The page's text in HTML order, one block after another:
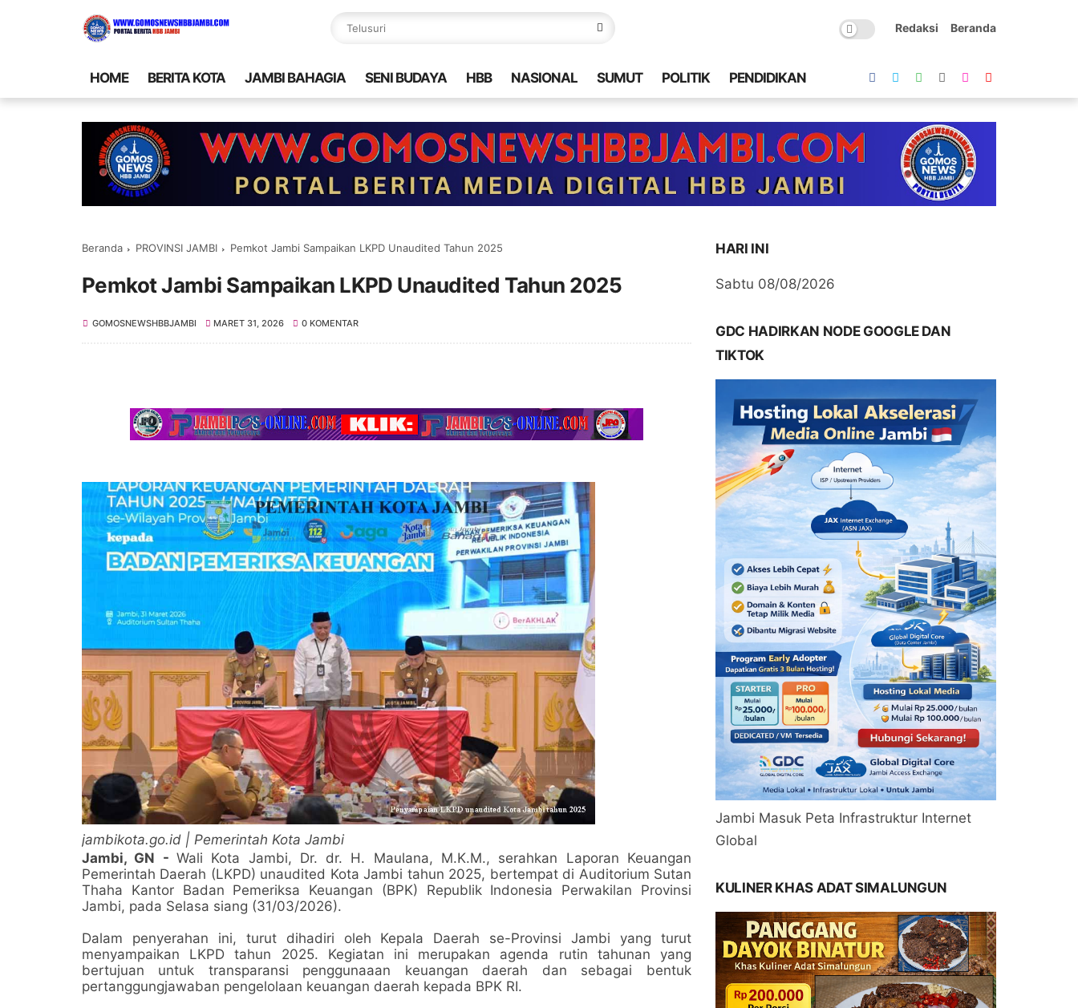
Redaksi Beranda
HOME BERITA KOTA JAMBI BAHAGIA SENI BUDAYA HBB NASIONAL SUMUT POLITIK PENDIDIKAN
Beranda PROVINSI JAMBI Pemkot Jambi Sampaikan LKPD Unaudited Tahun 2025
Pemkot Jambi Sampaikan LKPD Unaudited Tahun 2025
GOMOSNEWSHBBJAMBI MARET 31, 2026 0 KOMENTAR
jambikota.go.id | Pemerintah Kota Jambi
Jambi, GN - Wali Kota Jambi, Dr. dr. H. Maulana, M.K.M., serahkan Laporan Keuangan
Pemerintah Daerah (LKPD) unaudited Kota Jambi tahun 2025, bertempat di Auditorium Sutan
Thaha Kantor Badan Pemeriksa Keuangan (BPK) Republik Indonesia Perwakilan Provinsi
Jambi, pada Selasa siang (31/03/2026).
Dalam penyerahan ini, turut dihadiri oleh Kepala Daerah se-Provinsi Jambi yang turut
menyampaikan LKPD tahun 2025. Kegiatan ini merupakan agenda rutin tahunan yang
bertujuan untuk transparansi penggunaaan keuangan daerah dan sebagai bentuk
pertanggungjawaban pengelolaan keuangan daerah kepada BPK RI.
HARI INI
Sabtu 08/08/2026
GDC HADIRKAN NODE GOOGLE DAN
TIKTOK
Jambi Masuk Peta Infrastruktur Internet
Global
KULINER KHAS ADAT SIMALUNGUN